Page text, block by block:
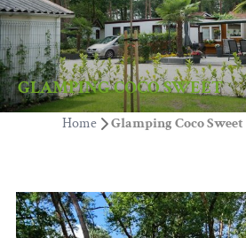
GLAMPING COCO SWEET
Home Glamping Coco Sweet